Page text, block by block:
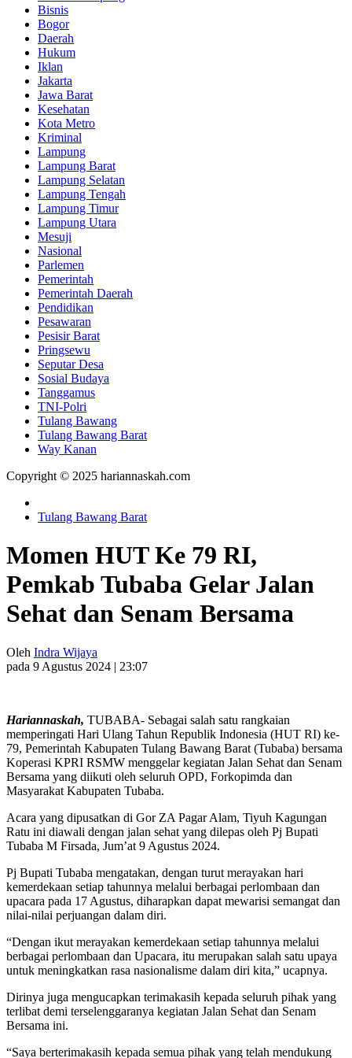
Bisnis
Bogor
Daerah
Hukum
Iklan
Jakarta
Jawa Barat
Kesehatan
Kota Metro
Kriminal
Lampung
Lampung Barat
Lampung Selatan
Lampung Tengah
Lampung Timur
Lampung Utara
Mesuji
Nasional
Parlemen
Pemerintah
Pemerintah Daerah
Pendidikan
Pesawaran
Pesisir Barat
Pringsewu
Seputar Desa
Sosial Budaya
Tanggamus
TNI-Polri
Tulang Bawang
Tulang Bawang Barat
Way Kanan
Copyright © 2025 hariannaskah.com
Tulang Bawang Barat
Momen HUT Ke 79 RI,
Pemkab Tubaba Gelar Jalan
Sehat dan Senam Bersama
Oleh Indra Wijaya
pada 9 Agustus 2024 | 23:07
Hariannaskah, TUBABA- Sebagai salah satu rangkaian
memperingati Hari Ulang Tahun Republik Indonesia (HUT RI) ke-
79, Pemerintah Kabupaten Tulang Bawang Barat (Tubaba) bersama
Koperasi KPRI RSMW menggelar kegiatan Jalan Sehat dan Senam
Bersama yang diikuti oleh seluruh OPD, Forkopimda dan
Masyarakat Kabupaten Tubaba.
Acara yang dipusatkan di Gor ZA Pagar Alam, Tiyuh Kagungan
Ratu ini diawali dengan jalan sehat yang dilepas oleh Pj Bupati
Tubaba M Firsada, Jum’at 9 Agustus 2024.
Pj Bupati Tubaba mengatakan, dengan turut merayakan hari
kemerdekaan setiap tahunnya melalui berbagai perlombaan dan
upacara pada 17 Agustus, diharapkan dapat mewarisi semangat dan
nilai-nilai perjuangan dalam diri.
“Dengan ikut merayakan kemerdekaan setiap tahunnya melalui
berbagai perlombaan dan Upacara, itu merupakan salah satu upaya
untuk meningkatkan rasa nasionalisme dalam diri kita,” ucapnya.
Dirinya juga mengucapkan terimakasih kepada seluruh pihak yang
terlibat demi terselenggaranya kegiatan Jalan Sehat dan Senam
Bersama ini.
“Saya berterimakasih kepada semua pihak yang telah mendukung